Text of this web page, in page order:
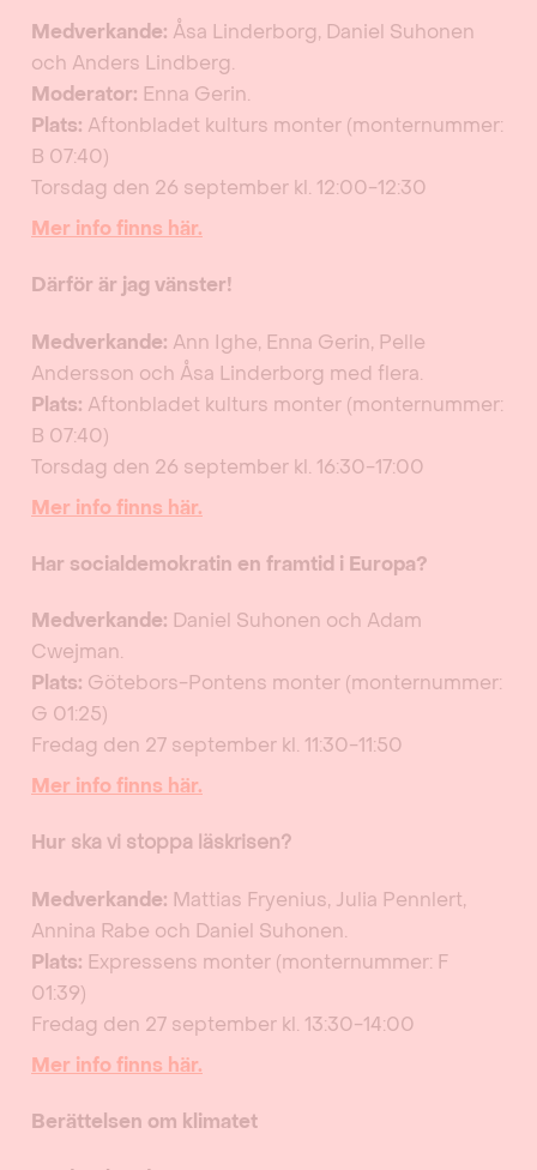
Medverkande: Åsa Linderborg, Daniel Suhonen
och Anders Lindberg.
Moderator: Enna Gerin.
Plats: Aftonbladet kulturs monter (monternummer:
B 07:40)
Torsdag den 26 september kl. 12:00-12:30
Mer info finns här.
Därför är jag vänster!
Medverkande: Ann Ighe, Enna Gerin, Pelle
Andersson och Åsa Linderborg med flera.
Plats: Aftonbladet kulturs monter (monternummer:
B 07:40)
Torsdag den 26 september kl. 16:30-17:00
Mer info finns här.
Har socialdemokratin en framtid i Europa?
Medverkande: Daniel Suhonen och Adam
Cwejman.
Plats: Götebors-Pontens monter (monternummer:
G 01:25)
Fredag den 27 september kl. 11:30-11:50
Mer info finns här.
Hur ska vi stoppa läskrisen?
Medverkande: Mattias Fryenius, Julia Pennlert,
Annina Rabe och Daniel Suhonen.
Plats: Expressens monter (monternummer: F
01:39)
Fredag den 27 september kl. 13:30-14:00
Mer info finns här.
Berättelsen om klimatet